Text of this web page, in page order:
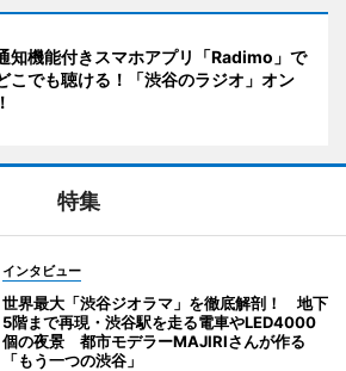
知機能付きスマホアプリ「Radimo」で
こでも聴ける！「渋谷のラジオ」オン
特集
インタビュー
世界最大「渋谷ジオラマ」を徹底解剖！ 地下
5階まで再現・渋谷駅を走る電車やLED4000
個の夜景 都市モデラーMAJIRIさんが作る
「もう一つの渋谷」